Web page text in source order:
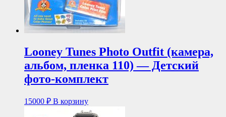
Looney Tunes Photo Outfit (камера,
альбом, пленка 110) — Детский
фото-комплект
15000 ₽ В корзину